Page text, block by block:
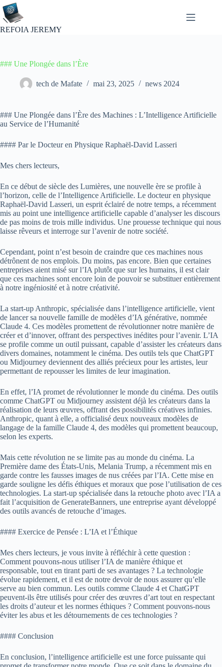
Passer
au
contenu
REFOIA JEREMY
### Une Plongée dans l’Ère
tech de Mafate mai 23, 2025 news 2024
### Une Plongée dans l’Ère des Machines : L’Intelligence Artificielle
au Service de l’Humanité
#### Par le Docteur en Physique Raphaël-David Lasseri
Mes chers lecteurs,
En ce début de siècle des Lumières, une nouvelle ère se profile à
l’horizon, celle de l’Intelligence Artificielle. Le docteur en physique
Raphaël-David Lasseri, un esprit éclairé de notre temps, a récemment
mis au point une intelligence artificielle capable d’analyser les discours
de pas moins de trois mille individus. Une prouesse technique qui nous
laisse rêveurs et interroge sur l’avenir de notre société.
Cependant, point n’est besoin de craindre que ces machines nous
détrônent de nos emplois. Du moins, pas encore. Bien que certaines
entreprises aient misé sur l’IA plutôt que sur les humains, il est clair
que ces machines sont encore loin de pouvoir se substituer entièrement
à notre ingéniosité et à notre créativité.
La start-up Anthropic, spécialisée dans l’intelligence artificielle, vient
de lancer sa nouvelle famille de modèles d’IA générative, nommée
Claude 4. Ces modèles promettent de révolutionner notre manière de
créer et d’innover, offrant des perspectives inédites pour l’avenir. L’IA
se profile comme un outil puissant, capable d’assister les créateurs dans
divers domaines, notamment le cinéma. Des outils tels que ChatGPT
ou Midjourney deviennent des alliés précieux pour les artistes, leur
permettant de repousser les limites de leur imagination.
En effet, l’IA promet de révolutionner le monde du cinéma. Des outils
comme ChatGPT ou Midjourney assistent déjà les créateurs dans la
réalisation de leurs œuvres, offrant des possibilités créatives infinies.
Anthropic, quant à elle, a officialisé deux nouveaux modèles de
langage de la famille Claude 4, des modèles qui promettent beaucoup,
selon les experts.
Mais cette révolution ne se limite pas au monde du cinéma. La
Première dame des États-Unis, Melania Trump, a récemment mis en
garde contre les fausses images de nus créées par l’IA. Cette mise en
garde souligne les défis éthiques et moraux que pose l’utilisation de ces
technologies. La start-up spécialisée dans la retouche photo avec l’IA a
fait l’acquisition de GenerateBanners, une entreprise ayant développé
des outils avancés de retouche d’images.
#### Exercice de Pensée : L’IA et l’Éthique
Mes chers lecteurs, je vous invite à réfléchir à cette question :
Comment pouvons-nous utiliser l’IA de manière éthique et
responsable, tout en tirant parti de ses avantages ? La technologie
évolue rapidement, et il est de notre devoir de nous assurer qu’elle
serve au bien commun. Les outils comme Claude 4 et ChatGPT
peuvent-ils être utilisés pour créer des œuvres d’art tout en respectant
les droits d’auteur et les normes éthiques ? Comment pouvons-nous
éviter les abus et les détournements de ces technologies ?
#### Conclusion
En conclusion, l’intelligence artificielle est une force puissante qui